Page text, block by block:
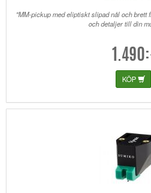
"MM-pickup med eliptiskt slipad nål och brett
och detaljer till din
KÖP